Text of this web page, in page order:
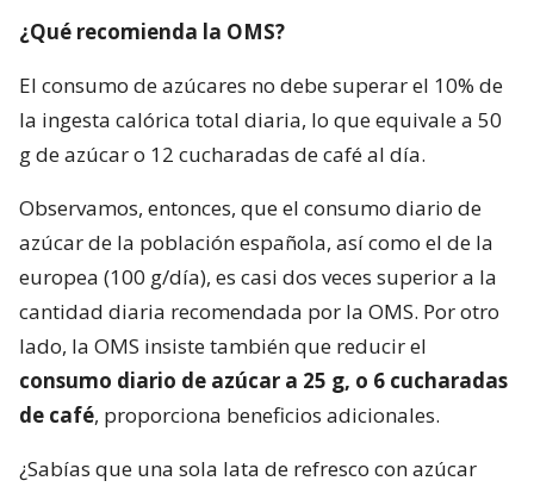
¿Qué recomienda la OMS?
El consumo de azúcares no debe superar el 10% de
la ingesta calórica total diaria, lo que equivale a 50
g de azúcar o 12 cucharadas de café al día.
Observamos, entonces, que el consumo diario de
azúcar de la población española, así como el de la
europea (100 g/día), es casi dos veces superior a la
cantidad diaria recomendada por la OMS. Por otro
lado, la OMS insiste también que reducir el
consumo diario de azúcar a 25 g, o 6 cucharadas
de café, proporciona beneficios adicionales.
¿Sabías que una sola lata de refresco con azúcar